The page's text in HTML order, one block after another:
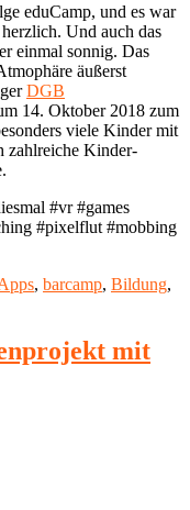
eduCamp, und es war
Und auch das
einmal sonnig. Das
äußerst
DGB
14. Oktober 2018 zum
viele Kinder mit
zahlreiche Kinder-
#vr #games
#pixelflut #mobbing
Schlagwörter
, barcamp, Bildung,
mit